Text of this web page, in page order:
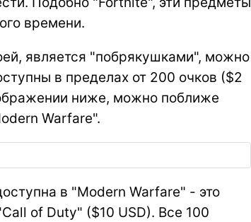
времени.
является "побрякушками", можно
в пределах от 200 очков ($2
ниже, можно поближе
Warfare".
в "Modern Warfare" - это
of Duty" ($10 USD). Все 100